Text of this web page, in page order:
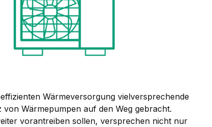
Wärmeversorgung vielversprechende
Wärmepumpen auf den Weg gebracht.
vorantreiben sollen, versprechen nicht nur